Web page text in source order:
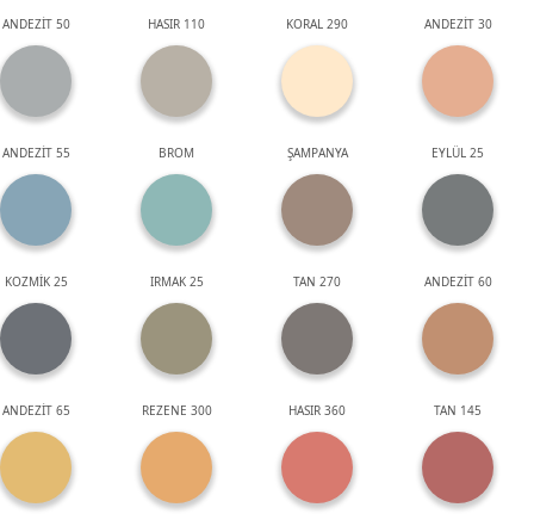
ANDEZİT 50 HASIR 110 KORAL 290 ANDEZİT 30
ANDEZİT 55 BROM ŞAMPANYA EYLÜL 25
KOZMİK 25 IRMAK 25 TAN 270 ANDEZİT 60
ANDEZİT 65 REZENE 300 HASIR 360 TAN 145